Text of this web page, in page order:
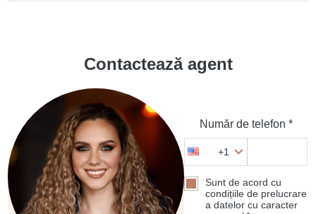
Contactează agent
Număr de telefon *
+1
Sunt de acord cu
condițiile de prelucrare
a datelor cu caracter